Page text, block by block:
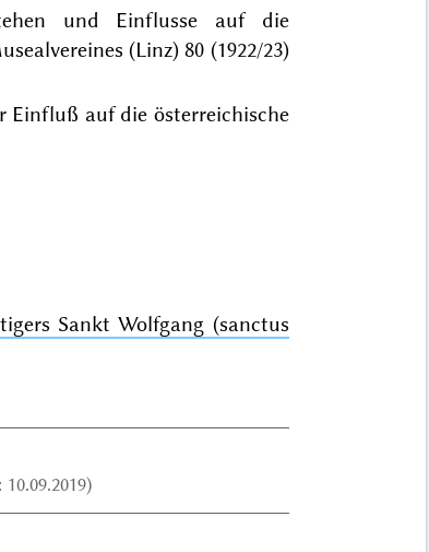
und Einflusse auf die
(Linz) 80 (1922/23)
Einfluß auf die österreichische
Sankt Wolfgang (sanctus